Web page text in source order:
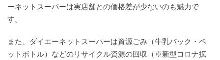
ミま
め！
良い
評
ーネットスーパーは実店舗との価格差が少ないのも魅力で
す。
また、ダイエーネットスーパーは資源ごみ（牛乳パック・ペ
ットボトル）などのリサイクル資源の回収（※新型コロナ拡